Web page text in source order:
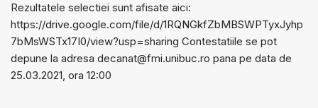
Rezultatele selectiei sunt afisate aici:
https://drive.google.com/file/d/1RQNGkfZbMBSWPTyxJyhp
7bMsWSTx17I0/view?usp=sharing Contestatiile se pot
depune la adresa decanat@fmi.unibuc.ro pana pe data de
25.03.2021, ora 12:00